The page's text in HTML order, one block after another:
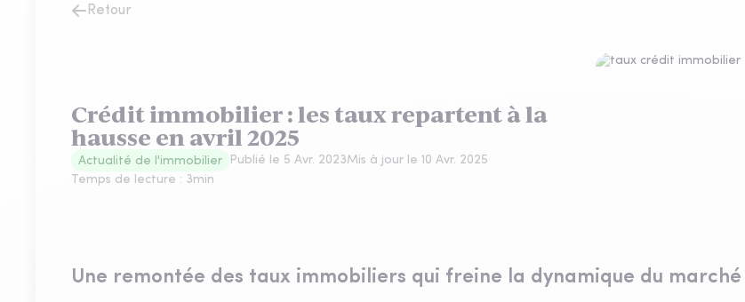
Retour
Crédit immobilier : les taux repartent à la
hausse en avril 2025
Actualité de l'immobilier Publié le 5 Avr. 2023Mis à jour le 10 Avr. 2025
Temps de lecture : 3min
Une remontée des taux immobiliers qui freine la dynamique du marché